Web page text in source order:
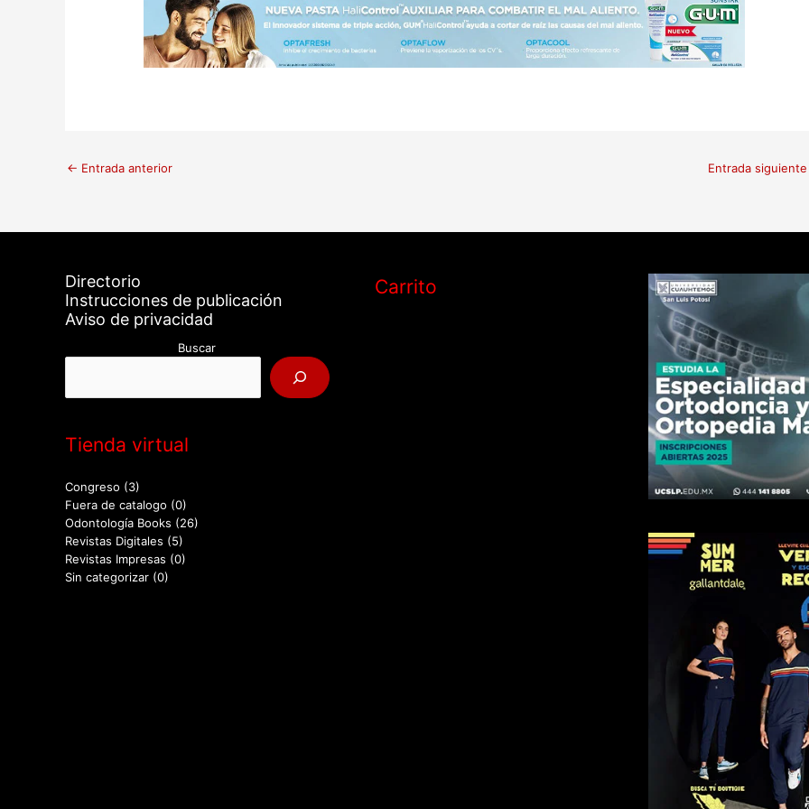
← Entrada anterior Entrada
Directorio
Instrucciones de publicación
Aviso de privacidad
Buscar
Tienda virtual
Congreso (3)
Fuera de catalogo (0)
Odontología Books (26)
Revistas Digitales (5)
Revistas Impresas (0)
Sin categorizar (0)
Carrito